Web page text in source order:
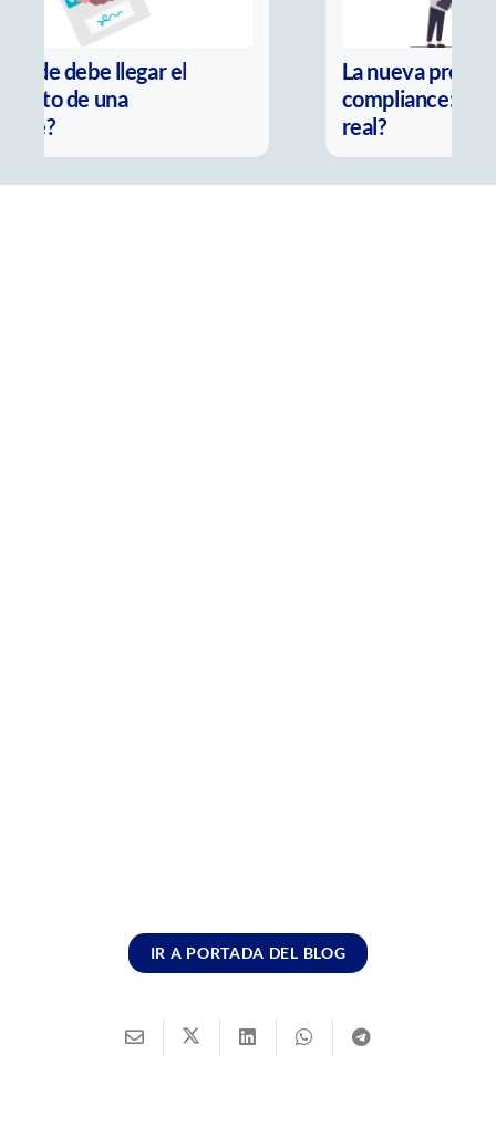
La nueva pregunta del
compliance: ¿Es real o solo parece
IR A PORTADA DEL BLOG